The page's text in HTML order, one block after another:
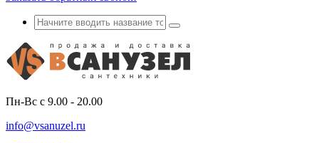
Пн-Вс с 9.00 - 20.00
info@vsanuzel.ru